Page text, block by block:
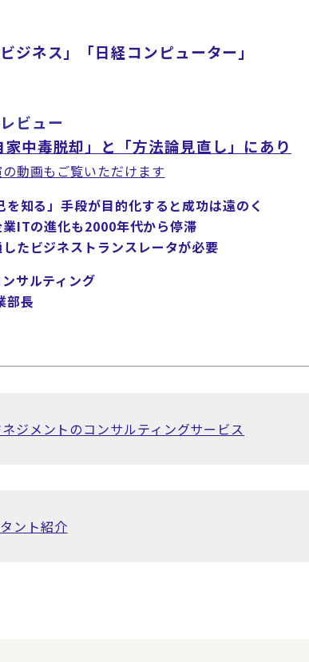
ジネス」「日経コンピューター」
ビュー
中毒脱却」と「方法論見直し」にあり
動画もご覧いただけます
を知る」手段が目的化すると成功は遠のく
ITの進化も2000年代から停滞
たビジネストランスレータが必要
サルティング
長
ジメントのコンサルティングサービス
ント紹介